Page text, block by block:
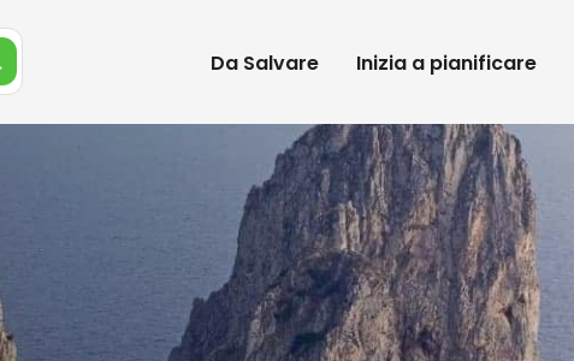
Da Salvare Inizia a pianificare